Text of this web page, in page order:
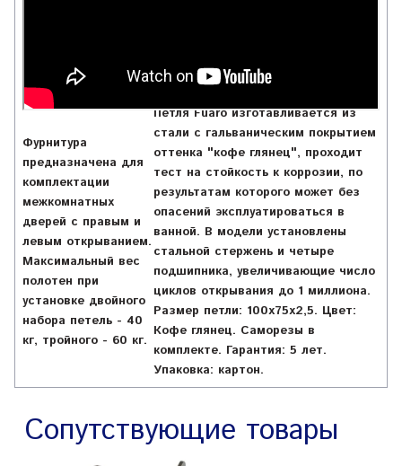
Фурнитура
предназначена для
комплектации
межкомнатных
дверей с правым и
левым открыванием.
Максимальный вес
полотен при
установке двойного
набора петель - 40
кг, тройного - 60 кг.
Петля Fuaro изготавливается из
стали с гальваническим покрытием
оттенка "кофе глянец", проходит
тест на стойкость к коррозии, по
результатам которого может без
опасений эксплуатироваться в
ванной. В модели установлены
стальной стержень и четыре
подшипника, увеличивающие число
циклов открывания до 1 миллиона.
Размер петли: 100x75x2,5. Цвет:
Кофе глянец. Саморезы в
комплекте. Гарантия: 5 лет.
Упаковка: картон.
Сопутствующие товары